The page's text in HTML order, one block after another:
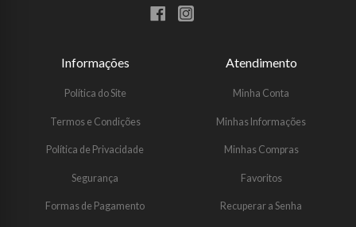
Informações
Política do Site
Termos e Condições
Política de Privacidade
Segurança
Formas de Pagamento
Atendimento
Minha Conta
Minhas Informações
Minhas Compras
Favoritos
Recuperar a Senha